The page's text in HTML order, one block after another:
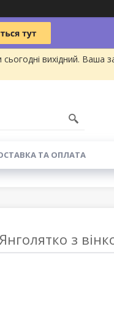
вихідний.
ТА ОПЛАТА
з